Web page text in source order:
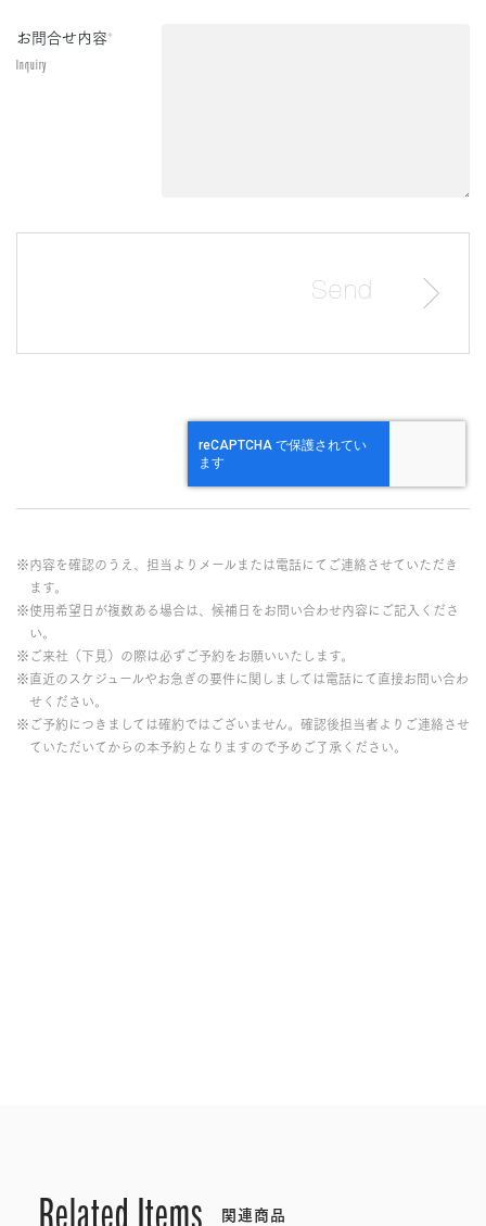
お問合せ内容*
Inquiry
※内容を確認のうえ、担当よりメールまたは電話にてご連絡させていただき
ます。
※使用希望日が複数ある場合は、候補日をお問い合わせ内容にご記入くださ
い。
※ご来社（下見）の際は必ずご予約をお願いいたします。
※直近のスケジュールやお急ぎの要件に関しましては電話にて直接お問い合わ
せください。
※ご予約につきましては確約ではございません。確認後担当者よりご連絡させ
ていただいてからの本予約となりますので予めご了承ください。
Related Items 関連商品